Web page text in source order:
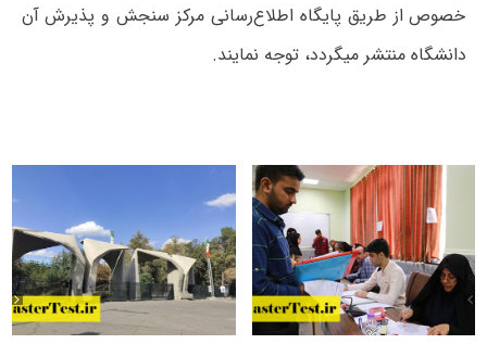
خصوص از طریق پایگاه اطلاع‌رسانی مرکز سنجش و پذیرش آن
دانشگاه منتشر میگردد، توجه نمایند.